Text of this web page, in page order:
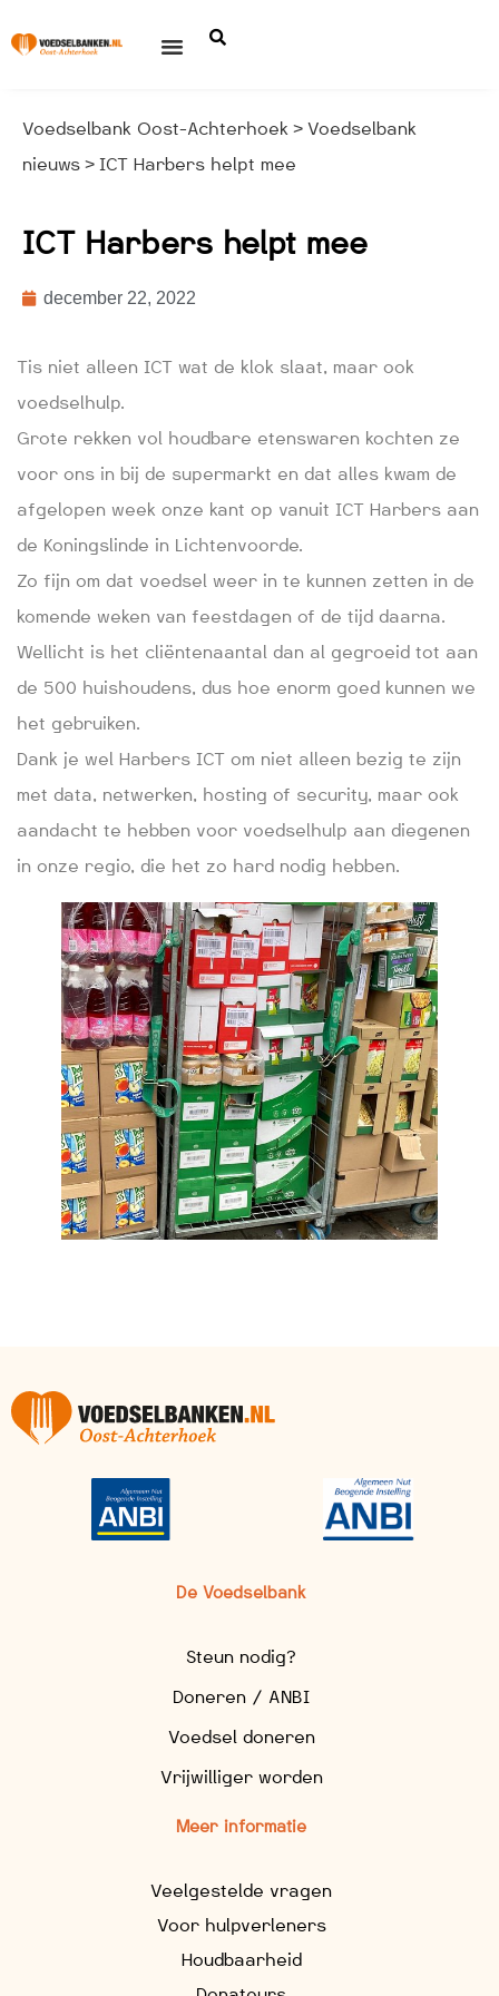
Voedselbank Oost-Achterhoek > Voedselbank
nieuws > ICT Harbers helpt mee
ICT Harbers helpt mee
december 22, 2022
Tis niet alleen ICT wat de klok slaat, maar ook
voedselhulp.
Grote rekken vol houdbare etenswaren kochten ze
voor ons in bij de supermarkt en dat alles kwam de
afgelopen week onze kant op vanuit ICT Harbers aan
de Koningslinde in Lichtenvoorde.
Zo fijn om dat voedsel weer in te kunnen zetten in de
komende weken van feestdagen of de tijd daarna.
Wellicht is het cliëntenaantal dan al gegroeid tot aan
de 500 huishoudens, dus hoe enorm goed kunnen we
het gebruiken.
Dank je wel Harbers ICT om niet alleen bezig te zijn
met data, netwerken, hosting of security, maar ook
aandacht te hebben voor voedselhulp aan diegenen
in onze regio, die het zo hard nodig hebben.
De Voedselbank
Steun nodig?
Doneren / ANBI
Voedsel doneren
Vrijwilliger worden
Meer informatie
Veelgestelde vragen
Voor hulpverleners
Houdbaarheid